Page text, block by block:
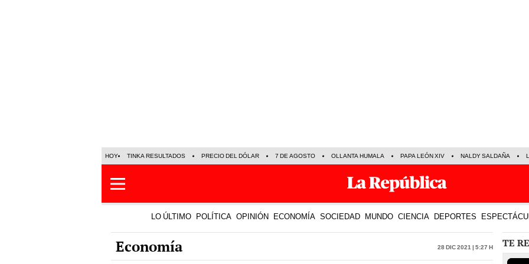
HOY TINKA RESULTADOS PRECIO DEL DÓLAR 7 DE AGOSTO OLLANTA HUMALA PAPA LEÓN XIV NALDY SALDAÑA
LO ÚLTIMO POLÍTICA OPINIÓN ECONOMÍA SOCIEDAD MUNDO CIENCIA DEPORTES
Economía 28 Dic 2021 | 5:27 h TE